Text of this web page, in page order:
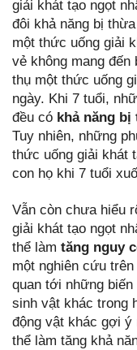
giải khát tạo ngọt
đôi khả năng bị
một thức uống giải
vẻ không mang
thụ một thức uống
ngày. Khi 7 tuổi,
đều có khả năng bị
Tuy nhiên, những
thức uống giải khát
con họ khi 7 tuổi
Vẫn còn chưa hiểu
giải khát tạo ngọt
thể làm tăng nguy
một nghiên cứu
quan tới những
sinh vật khác trong
động vật khác gợi ý
thể làm tăng khả